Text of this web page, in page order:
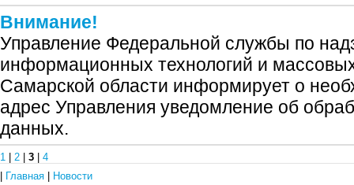
Внимание!
Управление Федеральной службы по
информационных технологий и
Самарской области информирует о
адрес Управления уведомление об
данных.
1 | 2 | 3 | 4
| Главная | Новости